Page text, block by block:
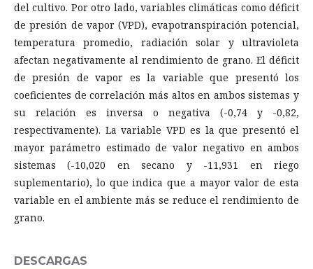
del cultivo. Por otro lado, variables climáticas como déficit
de presión de vapor (VPD), evapotranspiración potencial,
temperatura promedio, radiación solar y ultravioleta
afectan negativamente al rendimiento de grano. El déficit
de presión de vapor es la variable que presentó los
coeficientes de correlación más altos en ambos sistemas y
su relación es inversa o negativa (-0,74 y -0,82,
respectivamente). La variable VPD es la que presentó el
mayor parámetro estimado de valor negativo en ambos
sistemas (-10,020 en secano y -11,931 en riego
suplementario), lo que indica que a mayor valor de esta
variable en el ambiente más se reduce el rendimiento de
grano.
DESCARGAS